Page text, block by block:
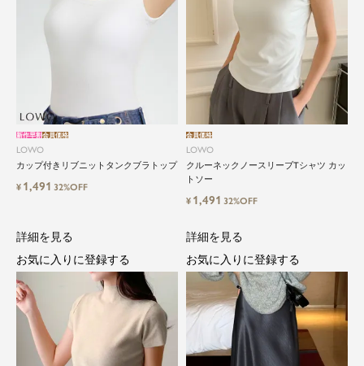
LOWO
カップ付きリブニットタンクブラトップ
新作早割会員価格
¥ 1,491 32%OFF
LOWO
クルーネックノースリーブTシャツ カッ
トソー
会員価格
¥ 1,491 32%OFF
詳細を見る
お気に入りに登録する
詳細を見る
お気に入りに登録する